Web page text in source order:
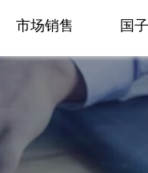
市场销售 国